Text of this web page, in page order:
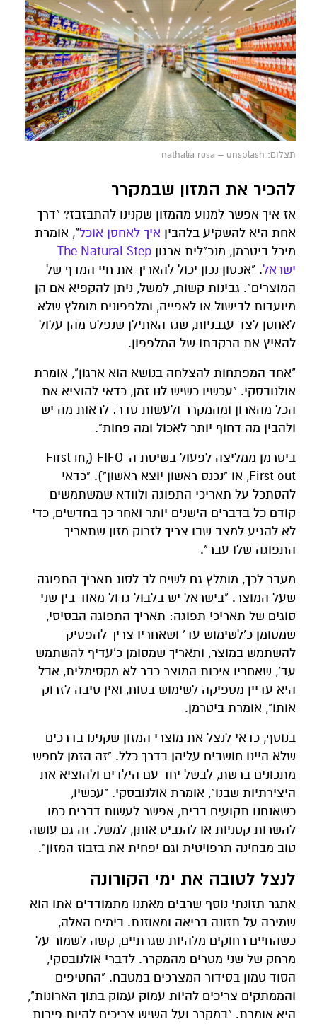
תצלום: nathalia rosa – unsplash
להכיר את המזון שבמקרר
אז איך אפשר למנוע מהמזון שקנינו להתבזבז? "דרך
אחת היא להשקיע בלהבין איך לאחסן אוכל", אומרת
מיכל ביטרמן, מנכ"לית ארגון The Natural Step
ישראל. "אכסון נכון יכול להאריך את חיי המדף של
המוצרים". גבינות קשות, למשל, ניתן להקפיא אם הן
מיועדות לבישול או לאפייה, ומלפפונים מומלץ שלא
לאחסן לצד עגבניות, שגז האתילן שנפלט מהן עלול
להאיץ את הרקבתו של המלפפון.
"אחד המפתחות להצלחה בנושא הוא ארגון", אומרת
אולנובסקי. "עכשיו כשיש לנו זמן, כדאי להוציא את
הכל מהארון ומהמקרר ולעשות סדר: לראות מה יש
ולהבין מה דחוף יותר לאכול ומה פחות".
ביטרמן ממליצה לפעול בשיטת ה-FIFO (First in,
First out, או "נכנס ראשון יוצא ראשון"). "כדאי
להסתכל על תאריכי התפוגה ולוודא שמשתמשים
קודם כל בדברים הישנים יותר ואחר כך בחדשים, כדי
לא להגיע למצב שבו צריך לזרוק מזון שתאריך
התפוגה שלו עבר".
מעבר לכך, מומלץ גם לשים לב לסוג תאריך התפוגה
שעל המוצר. "בישראל יש בלבול גדול מאוד בין שני
סוגים של תאריכי תפוגה: תאריך התפוגה הבסיסי,
שמסומן כ'לשימוש עד' ושאחריו צריך להפסיק
להשתמש במוצר, ותאריך שמסומן כ'עדיף להשתמש
עד', שאחריו איכות המוצר כבר לא מקסימלית, אבל
היא עדיין מספיקה לשימוש בטוח, ואין סיבה לזרוק
אותו", אומרת ביטרמן.
בנוסף, כדאי לנצל את מוצרי המזון שקנינו בדרכים
שלא היינו חושבים עליהן בדרך כלל. "זה הזמן לחפש
מתכונים ברשת, לבשל יחד עם הילדים ולהוציא את
היצירתיות שבנו", אומרת אולנובסקי. "עכשיו,
כשאנחנו תקועים בבית, אפשר לעשות דברים כמו
להשרות קטניות או להנביט אותן, למשל. זה גם עושה
טוב מבחינה תרפויטית וגם יפחית את בזבוז המזון".
לנצל לטובה את ימי הקורונה
אתגר תזונתי נוסף שרבים מאתנו מתמודדים אתו הוא
שמירה על תזונה בריאה ומאוזנת. בימים האלה,
כשהחיים רחוקים מלהיות שגרתיים, קשה לשמור על
מרחק של שני מטרים מהמקרר. לדברי אולנובסקי,
הסוד טמון בסידור המצרכים במטבח. "החטיפים
והממתקים צריכים להיות עמוק עמוק בתוך הארונות",
היא אומרת. "במקרר ועל השיש צריכים להיות פירות